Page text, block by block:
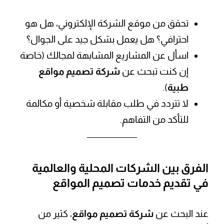
تحقق من موقع الشركة الإلكتروني، هل هو
احترافي؟ هل يعمل بشكل جيد على الجوال؟
اسأل عن المشاريع المشابهة لمجالك (خاصة
إن كنت تبحث عنشركة تصميم مواقع
طبية).
لا تتردد في طلب مقابلة شخصية أو مكالمة
للتأكد من التفاهم.
الفرق بين الشركات المحلية والعالمية
في تقديم خدمات تصميم المواقع
عند البحث عنشركة تصميم مواقع، كثير من